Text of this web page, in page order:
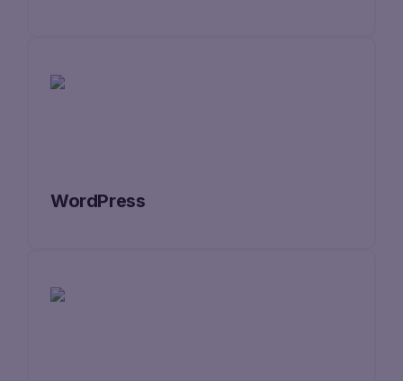
WordPress